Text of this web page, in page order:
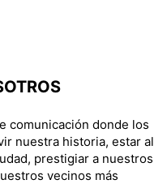
comunicación donde los
nuestra historia, estar al
prestigiar a nuestros
vecinos más